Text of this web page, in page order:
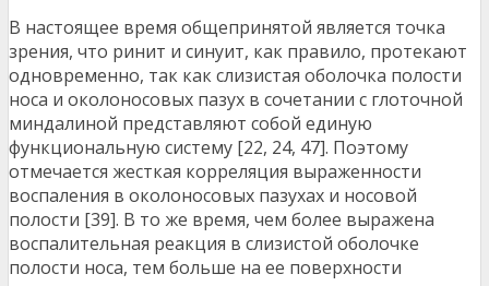
В настоящее время общепринятой является точка
зрения, что ринит и синуит, как правило, протекают
одновременно, так как слизистая оболочка полости
носа и околоносовых пазух в сочетании с глоточной
миндалиной представляют собой единую
функциональную систему [22, 24, 47]. Поэтому
отмечается жесткая корреляция выраженности
воспаления в околоносовых пазухах и носовой
полости [39]. В то же время, чем более выражена
воспалительная реакция в слизистой оболочке
полости носа, тем больше на ее поверхности